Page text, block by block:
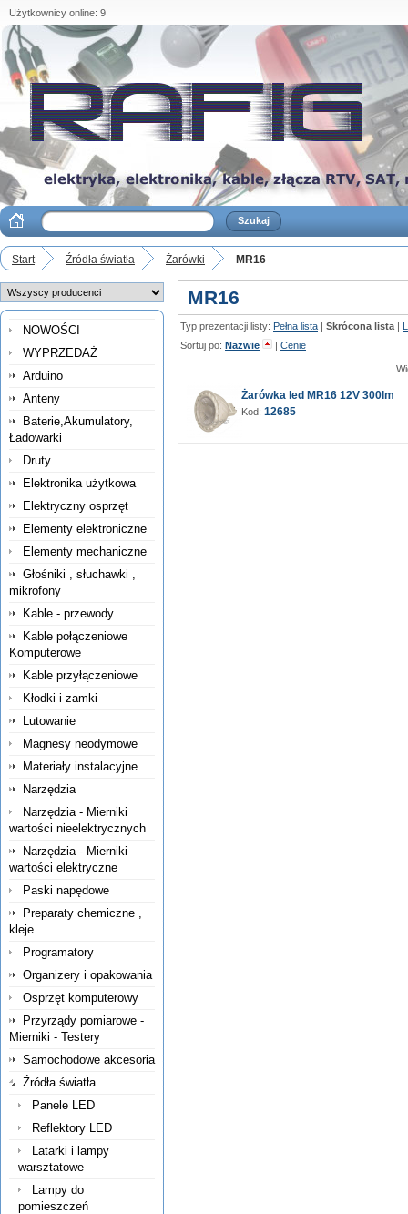
Użytkownicy online: 9
Start Źródła światła Żarówki MR16
NOWOŚCI
WYPRZEDAŻ
Arduino
Anteny
Baterie,Akumulatory,
Ładowarki
Druty
Elektronika użytkowa
Elektryczny osprzęt
Elementy elektroniczne
Elementy mechaniczne
Głośniki , słuchawki ,
mikrofony
Kable - przewody
Kable połączeniowe
Komputerowe
Kable przyłączeniowe
Kłodki i zamki
Lutowanie
Magnesy neodymowe
Materiały instalacyjne
Narzędzia
Narzędzia - Mierniki
wartości nieelektrycznych
Narzędzia - Mierniki
wartości elektryczne
Paski napędowe
Preparaty chemiczne ,
kleje
Programatory
Organizery i opakowania
Osprzęt komputerowy
Przyrządy pomiarowe -
Mierniki - Testery
Samochodowe akcesoria
Źródła światła
Panele LED
Reflektory LED
Latarki i lampy
warsztatowe
Lampy do
pomieszczeń
MR16
Typ prezentacji listy: Pełna lista | Skrócona lista |
Sortuj po: Nazwie | Cenie
Żarówka led MR16 12V 300lm
Kod: 12685